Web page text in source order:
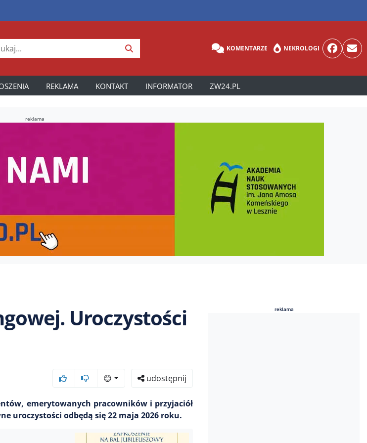
KOMENTARZE NEKROLOGI
REKLAMA KONTAKT INFORMATOR ZW24.PL
reklama
Uroczystości
😊 udostępnij
emerytowanych pracowników i przyjaciół
uroczystości odbędą się 22 maja 2026 roku.
reklama
reklama